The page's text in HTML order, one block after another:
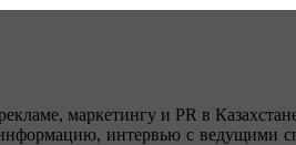
маркетингу и PR в
интервью с ведущими